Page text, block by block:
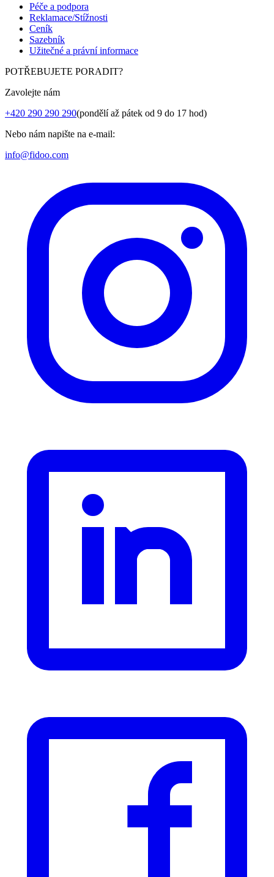
Péče a podpora
Reklamace/Stížnosti
Ceník
Sazebník
Užitečné a právní informace
POTŘEBUJETE PORADIT?
Zavolejte nám
+420 290 290 290(pondělí až pátek od 9 do 17 hod)
Nebo nám napište na e-mail:
info@fidoo.com